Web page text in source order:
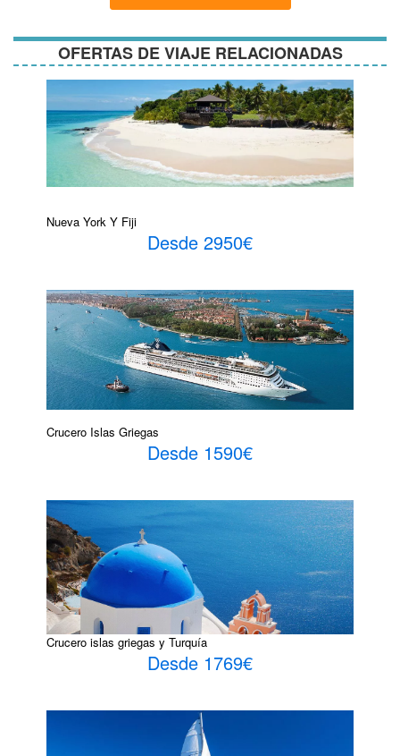
OFERTAS DE VIAJE RELACIONADAS
Nueva York Y Fiji
Desde 2950€
Crucero Islas Griegas
Desde 1590€
Crucero islas griegas y Turquía
Desde 1769€